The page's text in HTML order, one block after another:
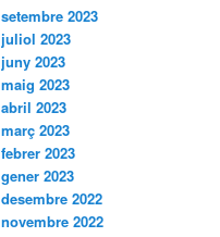
setembre 2023
juliol 2023
juny 2023
maig 2023
abril 2023
març 2023
febrer 2023
gener 2023
desembre 2022
novembre 2022